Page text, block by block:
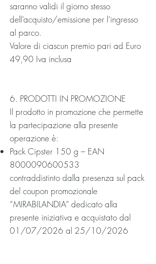
saranno validi il giorno stesso
dell’acquisto/emissione per l’ingresso
al parco.
Valore di ciascun premio pari ad Euro
49,90 Iva inclusa
6. PRODOTTI IN PROMOZIONE
Il prodotto in promozione che permette
la partecipazione alla presente
operazione è:
Pack Cipster 150 g – EAN
8000090600533
contraddistinto dalla presenza sul pack
del coupon promozionale
“MIRABILANDIA” dedicato alla
presente iniziativa e acquistato dal
01/07/2026 al 25/10/2026